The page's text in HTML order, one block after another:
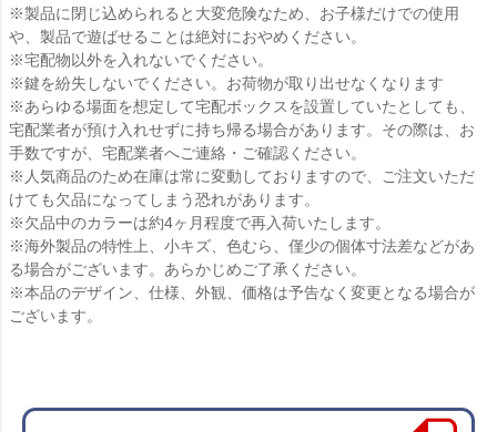
※製品に閉じ込められると大変危険なため、お子様だけでの使用
や、製品で遊ばせることは絶対におやめください。
※宅配物以外を入れないでください。
※鍵を紛失しないでください。お荷物が取り出せなくなります
※あらゆる場面を想定して宅配ボックスを設置していたとしても、
宅配業者が預け入れせずに持ち帰る場合があります。その際は、お
手数ですが、宅配業者へご連絡・ご確認ください。
※人気商品のため在庫は常に変動しておりますので、ご注文いただ
けても欠品になってしまう恐れがあります。
※欠品中のカラーは約4ヶ月程度で再入荷いたします。
※海外製品の特性上、小キズ、色むら、僅少の個体寸法差などがあ
る場合がございます。あらかじめご了承ください。
※本品のデザイン、仕様、外観、価格は予告なく変更となる場合が
ございます。